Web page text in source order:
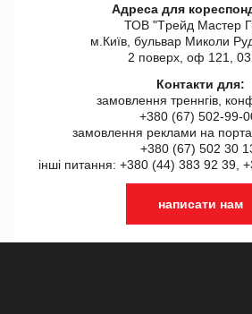
Адреса для
ТОВ "Tрейд Мастер
м.Київ, бульвар Миколи
2 поверх, оф 121,
Контакти для:
замовлення треннгів,
+380 (67) 502-99-
замовлення реклами на
+380 (67) 502 30
інші питання: +380 (44) 383 92 39,
написати нам